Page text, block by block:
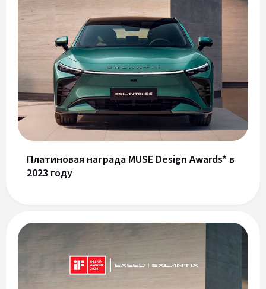
Платиновая награда MUSE Design Awards* в
2023 году